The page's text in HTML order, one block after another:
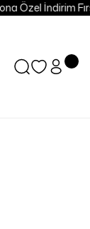
Özel İndirim